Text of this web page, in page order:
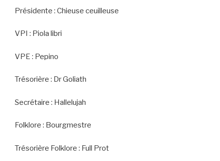
Présidente : Chieuse ceuilleuse
VPI : Piola libri
VPE : Pepino
Trésorière : Dr Goliath
Secrétaire : Hallelujah
Folklore : Bourgmestre
Trésorière Folklore : Full Prot